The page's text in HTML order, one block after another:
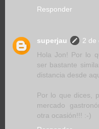
Responder
superjau
2 de
Hola Jon! Por lo
ser bastante
distancia desde
Por lo que dices,
mercado
otra ocasión!!! :-)